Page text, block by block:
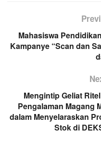
Mahasiswa
Kampanye “Scan dan
Mengintip Geliat
Pengalaman Magang
dalam Menyelaraskan
Stok di